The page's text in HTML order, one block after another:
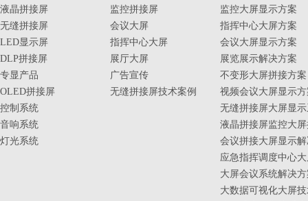
液晶拼接屏
无缝拼接屏
LED显示屏
DLP拼接屏
专显产品
OLED拼接屏
控制系统
音响系统
灯光系统
监控拼接屏
会议大屏
指挥中心大屏
展厅大屏
广告宣传
无缝拼接屏技术案例
监控大屏显示方案
指挥中心大屏方案
会议大屏显示方案
展览展示解决方案
不变形大屏拼接方案
视频会议大屏显示
无缝拼接屏大屏显
液晶拼接屏监控大
会议拼接大屏显示
应急指挥调度中心
大屏会议系统解决
大数据可视化大屏